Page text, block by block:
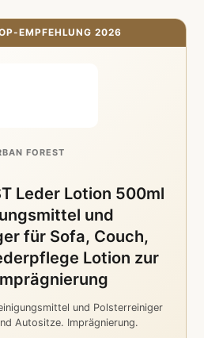
EMPFEHLUNG 2026
FOREST
Leder Lotion 500ml
und
für Sofa, Couch,
Lotion zur
und Polsterreiniger
Autositze. Imprägnierung.